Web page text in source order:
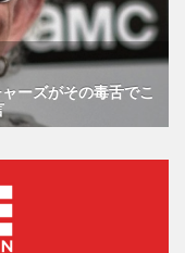
ーズがその毒舌でこ